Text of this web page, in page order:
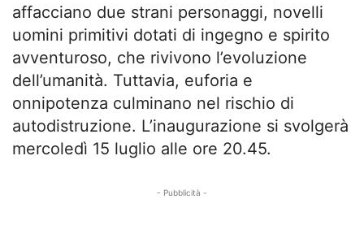
affacciano due strani personaggi, novelli
uomini primitivi dotati di ingegno e spirito
avventuroso, che rivivono l’evoluzione
dell’umanità. Tuttavia, euforia e
onnipotenza culminano nel rischio di
autodistruzione. L’inaugurazione si svolgerà
mercoledì 15 luglio alle ore 20.45.
- Pubblicità -